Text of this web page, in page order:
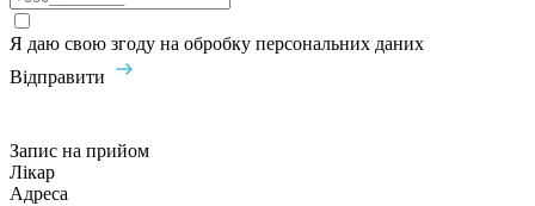
Я даю свою згоду на обробку персональних даних
Відправити
Запис на прийом
Лікар
Адреса